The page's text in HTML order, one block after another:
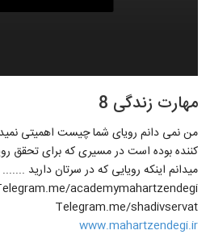
مهارت زندگی 8
من نمی دانم رویای شما چیست اهمیتی
کننده بوده است در مسیری که برای تحقق
میدانم اینکه رویایی که در سرتان دارید .......
academymahartzendegi
Telegram.me/shadivservat
www.mahartzendegi.ir